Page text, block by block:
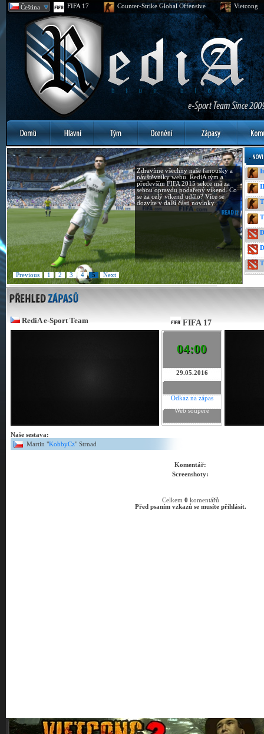
Čeština FIFA 17 Counter-Strike Global Offensive Vietcong
Zdravíme všechny naše fanoušky a
návštěvníky webu. RediA tým a
především FIFA 2015 sekce má za
sebou opravdu podařený víkend. Co
se za celý víkend událo? Více se
dozvíte v další části novinky.
Previous 1 2 3 4 5 Next
RediA e-Sport Team FIFA 17
04:00
29.05.2016
Odkaz na zápas
Web soupeře
Naše sestava:
Martin "KobbyCz" Strnad
Komentář:
Screenshoty:
Celkem 0 komentářů
Před psaním vzkazů se musíte přihlásit.